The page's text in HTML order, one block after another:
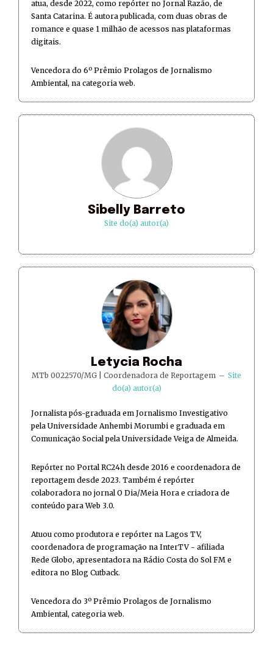
atua, desde 2022, como repórter no Jornal Razão, de
Santa Catarina. É autora publicada, com duas obras de
romance e quase 1 milhão de acessos nas plataformas
digitais.
Vencedora do 6º Prêmio Prolagos de Jornalismo
Ambiental, na categoria web.
Sibelly Barreto
Site do(a) autor(a)
Letycia Rocha
MTb 0022570/MG | Coordenadora de Reportagem – Site
do(a) autor(a)
Jornalista pós-graduada em Jornalismo Investigativo
pela Universidade Anhembi Morumbi e graduada em
Comunicação Social pela Universidade Veiga de Almeida.
Repórter no Portal RC24h desde 2016 e coordenadora de
reportagem desde 2023. Também é repórter
colaboradora no jornal O Dia/Meia Hora e criadora de
conteúdo para Web 3.0.
Atuou como produtora e repórter na Lagos TV,
coordenadora de programação na InterTV - afiliada
Rede Globo, apresentadora na Rádio Costa do Sol FM e
editora no Blog Cutback.
Vencedora do 3º Prêmio Prolagos de Jornalismo
Ambiental, categoria web.